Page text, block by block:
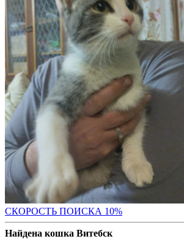
СКОРОСТЬ ПОИСКА 10%
Найдена кошка Витебск